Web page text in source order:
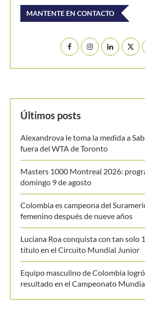
MANTENTE EN CONTACTO
Últimos posts
Alexandrova le toma la medida a
fuera del WTA de Toronto
Masters 1000 Montreal 2026:
domingo 9 de agosto
Colombia es campeona del
femenino después de nueve años
Luciana Roa conquista con tan solo
título en el Circuito Mundial Junior
Equipo masculino de Colombia
resultado en el Campeonato